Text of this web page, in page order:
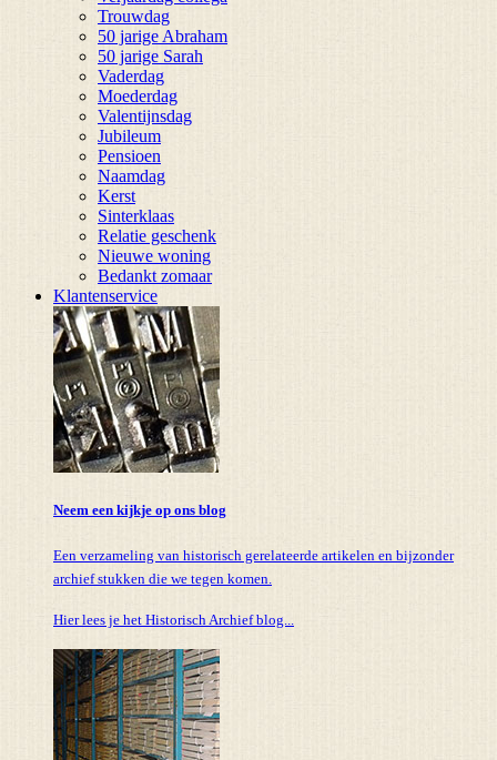
Trouwdag
50 jarige Abraham
50 jarige Sarah
Vaderdag
Moederdag
Valentijnsdag
Jubileum
Pensioen
Naamdag
Kerst
Sinterklaas
Relatie geschenk
Nieuwe woning
Bedankt zomaar
Klantenservice
Neem een kijkje op ons blog
Een verzameling van historisch gerelateerde artikelen en bijzonder
archief stukken die we tegen komen.
Hier lees je het Historisch Archief blog...